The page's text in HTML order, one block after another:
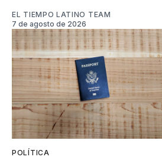
EL TIEMPO LATINO TEAM
7 de agosto de 2026
POLÍTICA